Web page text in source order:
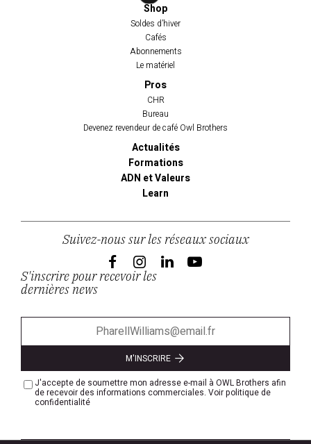
Shop
Soldes d’hiver
Cafés
Abonnements
Le matériel
Pros
CHR
Bureau
Devenez revendeur de café Owl Brothers
Actualités
Formations
ADN et Valeurs
Learn
Suivez-nous sur les réseaux sociaux
S'inscrire pour recevoir les
dernières news
M'INSCRIRE
J'accepte de soumettre mon adresse e-mail à OWL Brothers afin
de recevoir des informations commerciales. Voir politique de
confidentialité